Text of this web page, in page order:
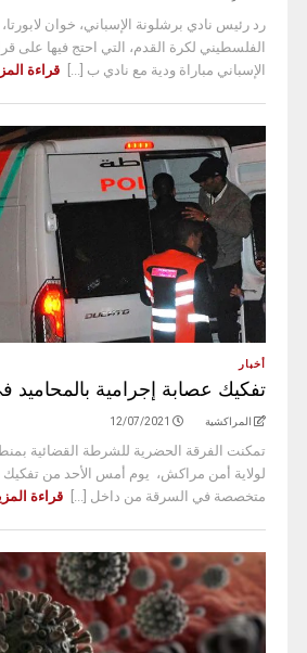
رد رئيس نادي برشلونة الإسباني، خوان
الفلسطيني لكرة القدم، التي احتج فيها على
الإسباني مباراة ودية مع نادي ب [...]
قراءة
أخبار
تفكيك عصابة إجرامية
المراكشية 12/07/2021
تمكنت الفرقة الحضرية للشرطة القضائية
لولاية أمن مراكش، يوم أمس الأحد من تفكيك
متخصصة في السرقة من داخل [...]
قراءة